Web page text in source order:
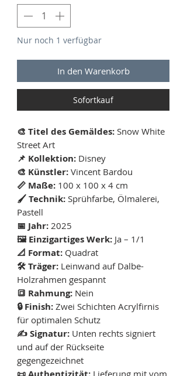
Nur noch 1 verfügbar
In den Warenkorb
Sofortkauf
🎨 Titel des Gemäldes: Snow White
Street Art
📌 Kollektion: Disney
🎨 Künstler: Vincent Bardou
📏 Maße: 100 x 100 x 4 cm
🖌 Technik: Sprühfarbe, Ölmalerei,
Pastell
📅 Jahr: 2025
🖼 Einzigartiges Werk: Ja – 1/1
📐 Format: Quadrat
🛠 Träger: Leinwand auf Dalbe-
Holzrahmen gespannt
🔳 Rahmung: Nein
🔒 Finish: Zwei Schichten Acrylfirnis
für optimalen Schutz
✍️ Signatur: Unten rechts signiert
und auf der Rückseite
gegengezeichnet